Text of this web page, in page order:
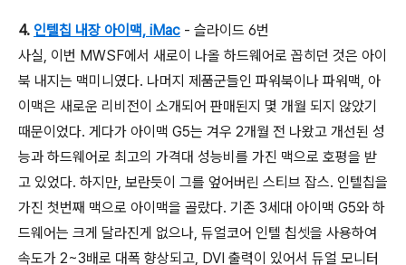
4. 인텔칩 내장 아이맥, iMac - 슬라이드 6번
사실, 이번 MWSF에서 새로이 나올 하드웨어로 꼽히던 것은 아이
북 내지는 맥미니였다. 나머지 제품군들인 파워북이나 파워맥, 아
이맥은 새로운 리비전이 소개되어 판매된지 몇 개월 되지 않았기
때문이었다. 게다가 아이맥 G5는 겨우 2개월 전 나왔고 개선된 성
능과 하드웨어로 최고의 가격대 성능비를 가진 맥으로 호평을 받
고 있었다. 하지만, 보란듯이 그를 엎어버린 스티브 잡스. 인텔칩을
가진 첫번째 맥으로 아이맥을 골랐다. 기존 3세대 아이맥 G5와 하
드웨어는 크게 달라진게 없으나, 듀얼코어 인텔 칩셋을 사용하여
속도가 2~3배로 대폭 향상되고, DVI 출력이 있어서 듀얼 모니터